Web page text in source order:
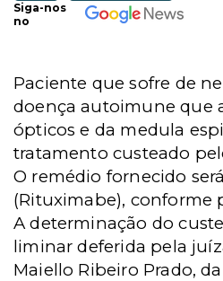
Siga-nos
no
Paciente que sofre de
doença autoimune que
ópticos e da medula
tratamento custeado
O remédio fornecido
(Rituximabe), conforme
A determinação do
liminar deferida pela
Maiello Ribeiro Prado,